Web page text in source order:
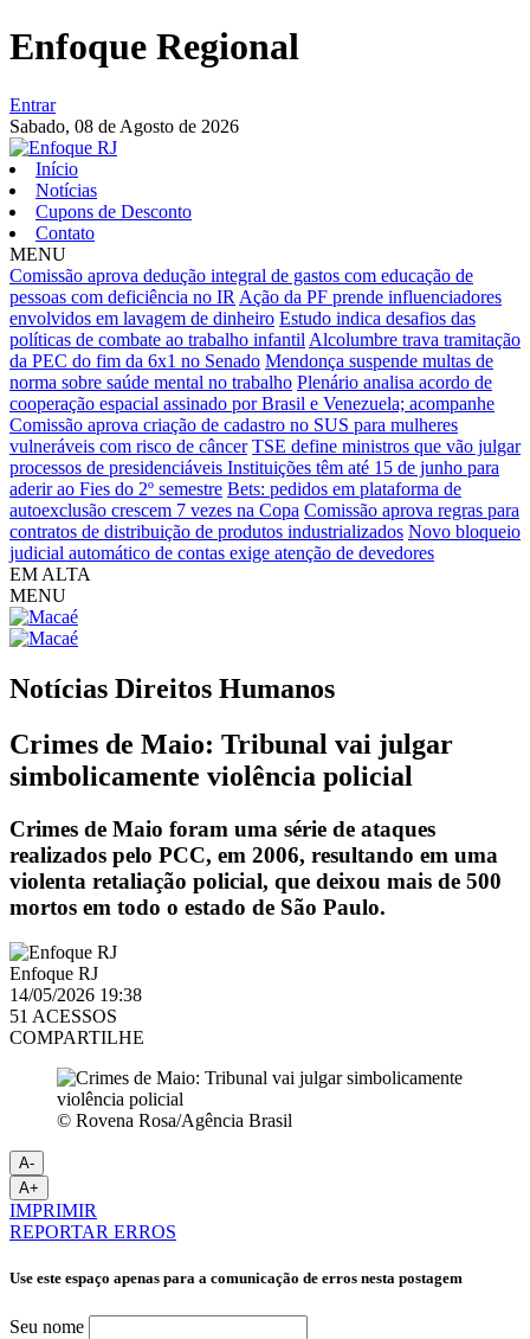
Enfoque Regional
Entrar
Sabado, 08 de Agosto de 2026
Início
Notícias
Cupons de Desconto
Contato
MENU
Comissão aprova dedução integral de gastos com educação de
pessoas com deficiência no IR Ação da PF prende influenciadores
envolvidos em lavagem de dinheiro Estudo indica desafios das
políticas de combate ao trabalho infantil Alcolumbre trava tramitação
da PEC do fim da 6x1 no Senado Mendonça suspende multas de
norma sobre saúde mental no trabalho Plenário analisa acordo de
cooperação espacial assinado por Brasil e Venezuela; acompanhe
Comissão aprova criação de cadastro no SUS para mulheres
vulneráveis com risco de câncer TSE define ministros que vão julgar
processos de presidenciáveis Instituições têm até 15 de junho para
aderir ao Fies do 2º semestre Bets: pedidos em plataforma de
autoexclusão crescem 7 vezes na Copa Comissão aprova regras para
contratos de distribuição de produtos industrializados Novo bloqueio
judicial automático de contas exige atenção de devedores
EM ALTA
MENU
Notícias Direitos Humanos
Crimes de Maio: Tribunal vai julgar
simbolicamente violência policial
Crimes de Maio foram uma série de ataques
realizados pelo PCC, em 2006, resultando em uma
violenta retaliação policial, que deixou mais de 500
mortos em todo o estado de São Paulo.
Enfoque RJ
14/05/2026 19:38
51 ACESSOS
COMPARTILHE
© Rovena Rosa/Agência Brasil
A-
A+
IMPRIMIR
REPORTAR ERROS
Use este espaço apenas para a comunicação de erros nesta postagem
Seu nome